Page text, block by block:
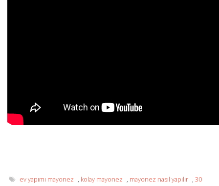
ev yapımı mayonez , kolay mayonez , mayonez nasıl yapılır , 30